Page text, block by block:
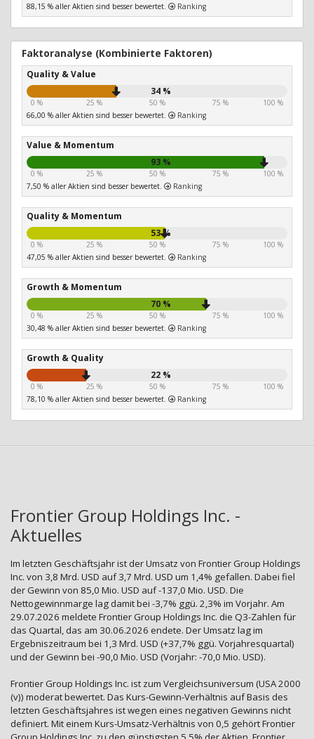
88,15 % aller Aktien sind besser bewertet.
Ranking
Faktoranalyse (Kombinierte Faktoren)
Quality & Value
34 %
0 % 25 % 50 % 75 %
100 %
66,00 % aller Aktien sind besser bewertet.
Ranking
Value & Momentum
93 %
0 % 25 % 50 % 75 %
100 %
7,50 % aller Aktien sind besser bewertet.
Ranking
Quality & Momentum
53 %
0 % 25 % 50 % 75 %
100 %
47,05 % aller Aktien sind besser bewertet.
Ranking
Growth & Momentum
70 %
0 % 25 % 50 % 75 %
100 %
30,48 % aller Aktien sind besser bewertet.
Ranking
Growth & Quality
22 %
0 % 25 % 50 % 75 %
100 %
78,10 % aller Aktien sind besser bewertet.
Ranking
Frontier Group Holdings Inc. -
Aktuelles
Im letzten Geschäftsjahr ist der Umsatz von Frontier Group Holdings
Inc. von 3,8 Mrd. USD auf 3,7 Mrd. USD um 1,4% gefallen. Dabei fiel
der Gewinn von 85,0 Mio. USD auf -137,0 Mio. USD. Die
Nettogewinnmarge lag damit bei -3,7% ggü. 2,3% im Vorjahr. Am
29.07.2026 meldete Frontier Group Holdings Inc. die Q3-Zahlen für
das Quartal, das am 30.06.2026 endete. Der Umsatz lag im
Ergebniszeitraum bei 1,3 Mrd. USD (+37,7% ggü. Vorjahresquartal)
und der Gewinn bei -90,0 Mio. USD (Vorjahr: -70,0 Mio. USD).
Frontier Group Holdings Inc. ist zum Vergleichsuniversum (USA 2000
(v)) moderat bewertet. Das Kurs-Gewinn-Verhältnis auf Basis des
letzten Geschäftsjahres ist wegen eines negativen Gewinns nicht
definiert. Mit einem Kurs-Umsatz-Verhältnis von 0,5 gehört Frontier